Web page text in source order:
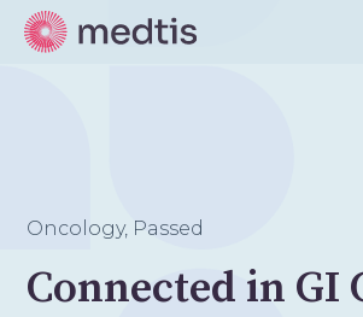
Oncology, Passed
Connected in GI